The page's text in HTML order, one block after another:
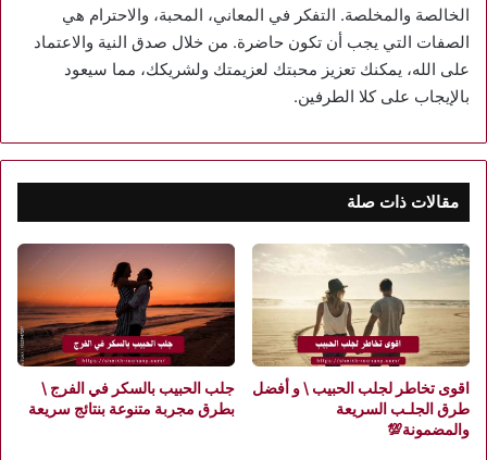
الخالصة والمخلصة. التفكر في المعاني، المحبة، والاحترام هي
الصفات التي يجب أن تكون حاضرة. من خلال صدق النية والاعتماد
على الله، يمكنك تعزيز محبتك لعزيمتك ولشريكك، مما سيعود
بالإيجاب على كلا الطرفين.
مقالات ذات صلة
اقوى تخاطر لجلب الحبيب \ و أفضل
طرق الجلـب السريعة
والمضمونة💯
جلب الحبيب بالسكر في الفرج \
بطرق مجربة متنوعة بنتائج سريعة